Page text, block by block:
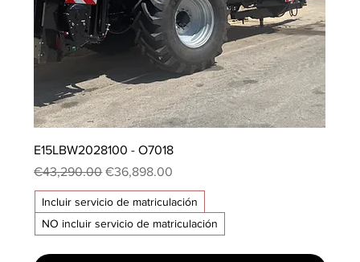
E15LBW2028100 - O7018
Regular Price
€43,290.00 Sale Price
€36,898.00
Incluir servicio de matriculación
NO incluir servicio de matriculación